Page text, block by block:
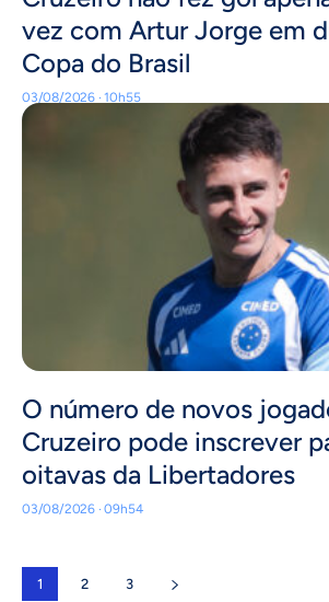
vez com Artur Jorge em
Copa do Brasil
03/08/2026 · 10h55
O número de novos
Cruzeiro pode inscrever
oitavas da Libertadores
03/08/2026 · 09h54
1 2 3